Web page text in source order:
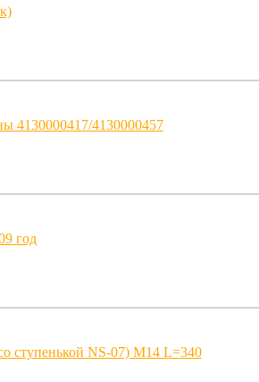
4130000417/4130000457
год
ступенькой NS-07) M14 L=340